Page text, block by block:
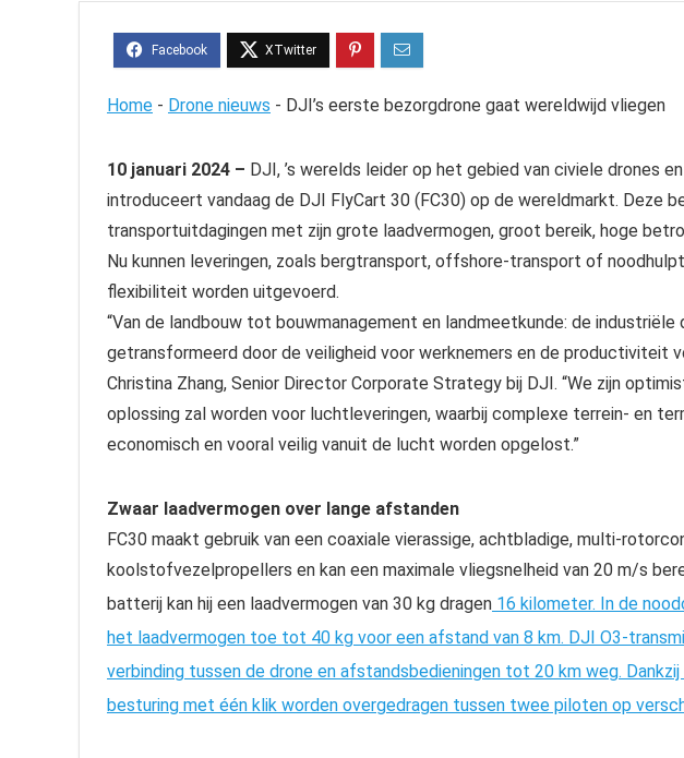
Home - Drone nieuws - DJI’s eerste bezorgdrone gaat wereldwijd vliegen
10 januari 2024 – DJI, ’s werelds leider op het gebied van civiele drones
introduceert vandaag de DJI FlyCart 30 (FC30) op de wereldmarkt. Deze
transportuitdagingen met zijn grote laadvermogen, groot bereik, hoge
Nu kunnen leveringen, zoals bergtransport, offshore-transport of
flexibiliteit worden uitgevoerd.
“Van de landbouw tot bouwmanagement en landmeetkunde: de industriële
getransformeerd door de veiligheid voor werknemers en de productiviteit
Christina Zhang, Senior Director Corporate Strategy bij DJI. “We zijn
oplossing zal worden voor luchtleveringen, waarbij complexe terrein- en
economisch en vooral veilig vanuit de lucht worden opgelost.”
Zwaar laadvermogen over lange afstanden
FC30 maakt gebruik van een coaxiale vierassige, achtbladige, multi-
koolstofvezelpropellers en kan een maximale vliegsnelheid van 20 m/s
batterij kan hij een laadvermogen van 30 kg dragen 16 kilometer. In de
het laadvermogen toe tot 40 kg voor een afstand van 8 km. DJI O3-
verbinding tussen de drone en afstandsbedieningen tot 20 km weg.
besturing met één klik worden overgedragen tussen twee piloten op